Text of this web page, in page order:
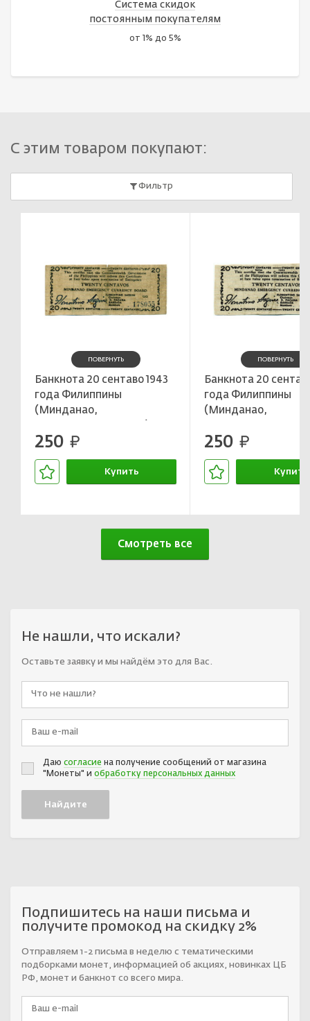
Система скидок
постоянным покупателям
от 1% до 5%
С этим товаром покупают:
Фильтр
ПОВЕРНУТЬ
Банкнота 20 сентаво 1943
года Филиппины
(Минданао,
250 руб.
Купить
ПОВЕРНУТЬ
Банкнота 20
года Филиппины
(Минданао,
250 руб.
Купить
Смотреть все
Не нашли, что искали?
Оставьте заявку и мы найдём это для Вас.
Даю согласие на получение сообщений от магазина
"Монеты" и обработку персональных данных
Подпишитесь на наши письма и
получите промокод на скидку 2%
Отправляем 1-2 письма в неделю с тематическими
подборками монет, информацией об акциях, новинках ЦБ
РФ, монет и банкнот со всего мира.